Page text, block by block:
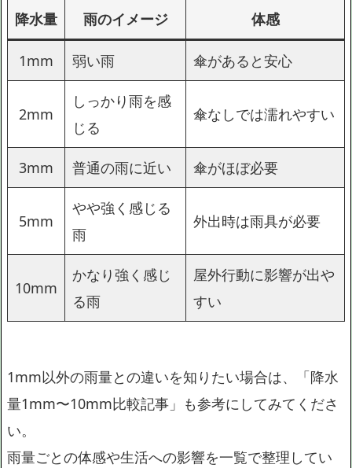
降水量 雨のイメージ 体感
1mm 弱い雨 傘があると安心
2mm
しっかり雨を感
じる
傘なしでは濡れやすい
3mm 普通の雨に近い 傘がほぼ必要
5mm
やや強く感じる
雨
外出時は雨具が必要
10mm
かなり強く感じ
る雨
屋外行動に影響が出や
すい
1mm以外の雨量との違いを知りたい場合は、「降水
量1mm〜10mm比較記事」も参考にしてみてくださ
い。
雨量ごとの体感や生活への影響を一覧で整理してい